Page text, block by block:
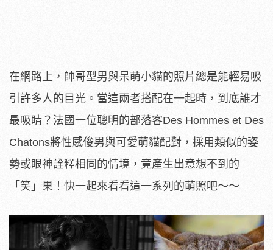
在網路上，帥哥型男與呆萌小貓的照片總是能輕易吸
引許多人的目光。當這兩者搭配在一起時，到底誰才
最吸睛？法國一位聰明的部落客Des Hommes et Des
Chatons將性感俊男與可愛萌貓配對，採用類似的姿
勢或眼神詮釋相同的情境，竟產生出意想不到的
「笑」果！快一起來看看這一系列的萌照吧～～